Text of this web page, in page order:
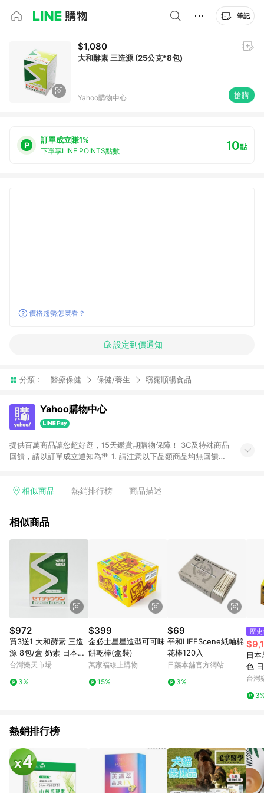
筆記
$1,080
大和酵素 三造源 (25公克*8包)
Yahoo購物中心 搶購
訂單成立賺1%
下單享LINE POINTS點數 10點
價格趨勢怎麼看？
設定到價通知
分類： 醫療保健 保健/養生 窈窕順暢食品
Yahoo購物中心
提供百萬商品讓您超好逛，15天鑑賞期購物保障！ 3C及特殊商品
回饋，請以訂單成立通知為準 1. 請注意以下品類商品均無回饋：
電玩/遊戲/相機/單眼/鏡頭/拍立得 [2024/6/1起適用] -內接硬
的購回饋活動享Yahoo超贈點回饋者 - 購物中心商店之商品：商
價券等虛擬貨幣折抵 4. 大宗採購或批發轉賣不具回饋資格： 如
有相關事證認定您為大宗採購、批發轉賣而非最終消費使用者，
相關認定以Yahoo購物中心之認定為準
相似商品 熱銷排行榜 商品描述
相似商品
$972
買3送1 大和酵素 三造
源 8包/盒 奶素 日本原
裝進口
台灣樂天市場
3%
$399
金必士星星造型可可味
餅乾棒(盒裝)
萬家福線上購物
15%
$69
平和LIFEScene紙軸棉
花棒120入
日藥本舖官方網站
3%
歷
日
色
盒
無法
台灣
熱銷排行榜